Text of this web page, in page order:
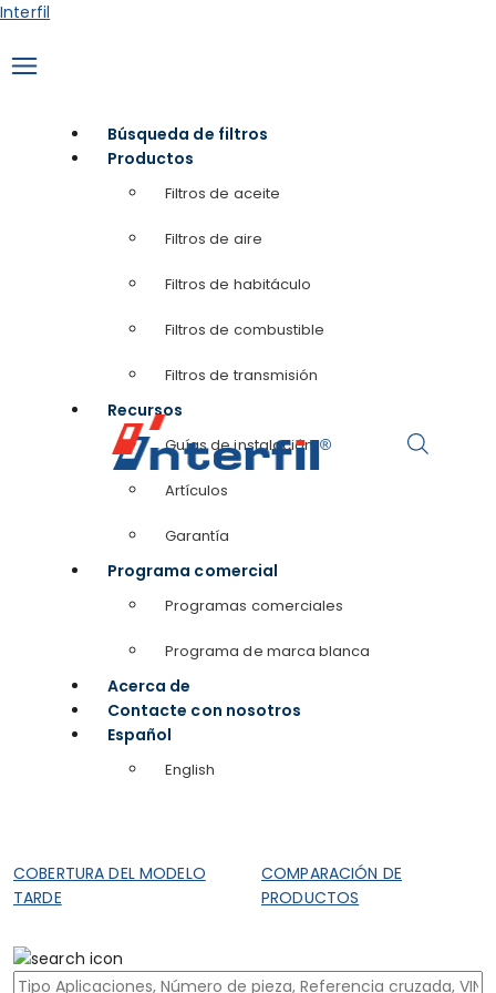
Ir
contenido
Interfil
Búsqueda de filtros
Productos
Filtros de aceite
Filtros de aire
Filtros de habitáculo
Filtros de combustible
Filtros de transmisión
Recursos
Guías de instalación
Artículos
Garantía
Programa comercial
Programas comerciales
Programa de marca blanca
Acerca de
Contacte con nosotros
Español
English
COBERTURA DEL MODELO
TARDE
COMPARACIÓN DE
PRODUCTOS